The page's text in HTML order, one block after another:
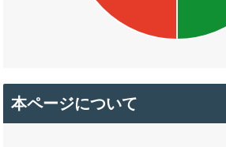
本ページについて